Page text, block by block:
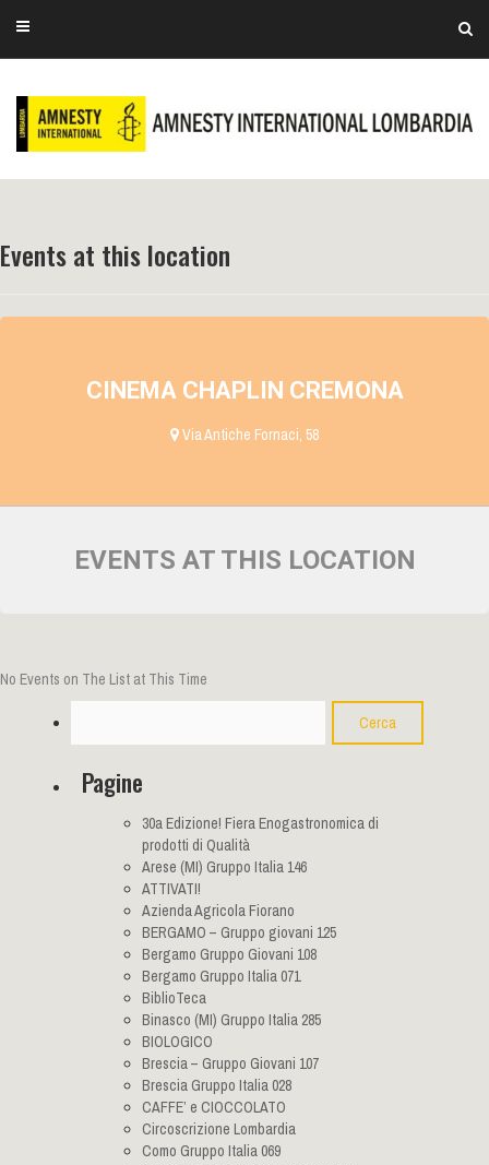
Events at this location
CINEMA CHAPLIN CREMONA
Via Antiche Fornaci, 58
EVENTS AT THIS LOCATION
No Events on The List at This Time
Pagine
30a Edizione! Fiera Enogastronomica di
prodotti di Qualità
Arese (MI) Gruppo Italia 146
ATTIVATI!
Azienda Agricola Fiorano
BERGAMO – Gruppo giovani 125
Bergamo Gruppo Giovani 108
Bergamo Gruppo Italia 071
BiblioTeca
Binasco (MI) Gruppo Italia 285
BIOLOGICO
Brescia – Gruppo Giovani 107
Brescia Gruppo Italia 028
CAFFE’ e CIOCCOLATO
Circoscrizione Lombardia
Como Gruppo Italia 069